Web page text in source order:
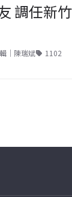
調任新
｜陳瑞斌 1102